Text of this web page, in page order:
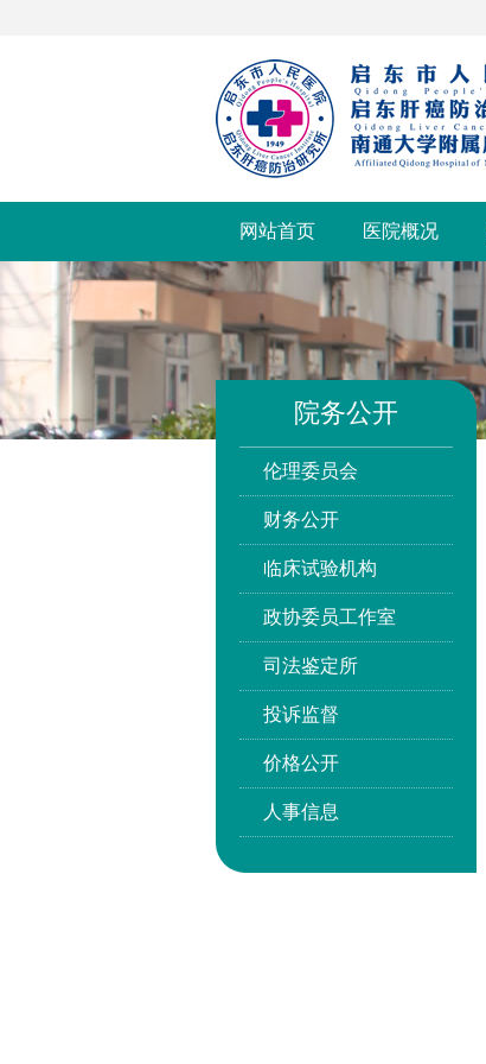
网站首页 医院概况
院务公开
伦理委员会
财务公开
临床试验机构
政协委员工作室
司法鉴定所
投诉监督
价格公开
人事信息